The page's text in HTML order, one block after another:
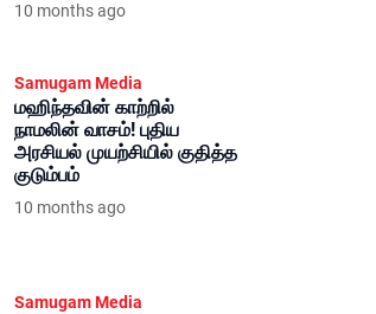
10 months ago
Samugam Media
மஹிந்தவின் காற்றில்
நாமலின் வாசம்! புதிய
அரசியல் முயற்சியில் குதித்த
குடும்பம்
10 months ago
Samugam Media